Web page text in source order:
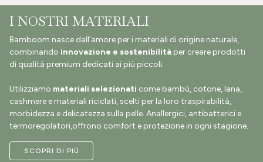
I NOSTRI MATERIALI
Bamboom nasce dall’amore per i materiali di origine naturale,
combinando innovazione e sostenibilità per creare prodotti
di qualità premium dedicati ai più piccoli.
Utilizziamo materiali selezionati come bambù, cotone, lana,
cashmere e materiali riciclati, scelti per la loro traspirabilità,
morbidezza e delicatezza sulla pelle. Anallergici, antibatterici e
termoregolatori,offrono comfort e protezione in ogni stagione.
SCOPRI DI PIÙ